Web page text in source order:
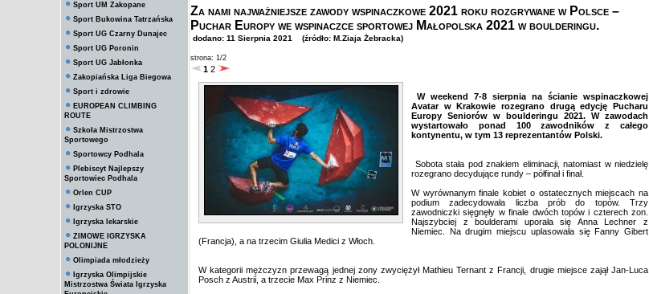
Sport UM Zakopane
Sport Bukowina Tatrzańska
Sport UG Czarny Dunajec
Sport UG Poronin
Sport UG Jabłonka
Zakopiańska Liga Biegowa
Sport i zdrowie
EUROPEAN CLIMBING
ROUTE
Szkoła Mistrzostwa
Sportowego
Sportowcy Podhala
Plebiscyt Najlepszy
Sportowiec Podhala
Orlen CUP
Igrzyska STO
Igrzyska lekarskie
ZIMOWE IGRZYSKA
POLONIJNE
Olimpiada młodzieży
Igrzyska Olimpijskie
Mistrzostwa Świata Igrzyska
Za nami najważniejsze zawody wspinaczkowe 2021 roku rozgrywane w Polsce –
Puchar Europy we wspinaczce sportowej Małopolska 2021 w boulderingu.
dodano: 11 Sierpnia 2021 (źródło: M.Ziaja Żebracka)
strona: 1/2
1 2
W weekend 7-8 sierpnia na ścianie wspinaczkowej
Avatar w Krakowie rozegrano drugą edycję Pucharu
Europy Seniorów w boulderingu 2021. W zawodach
wystartowało ponad 100 zawodników z całego
kontynentu, w tym 13 reprezentantów Polski.
Sobota stała pod znakiem eliminacji, natomiast w niedzielę
rozegrano decydujące rundy – półfinał i finał.
W wyrównanym finale kobiet o ostatecznych miejscach na
podium zadecydowała liczba prób do topów. Trzy
zawodniczki sięgnęły w finale dwóch topów i czterech zon.
Najszybciej z boulderami uporała się Anna Lechner z
Niemiec. Na drugim miejscu uplasowała się Fanny Gibert
(Francja), a na trzecim Giulia Medici z Włoch.
W kategorii mężczyzn przewagą jednej zony zwyciężył Mathieu Ternant z Francji, drugie miejsce zajął Jan-Luca
Posch z Austrii, a trzecie Max Prinz z Niemiec.